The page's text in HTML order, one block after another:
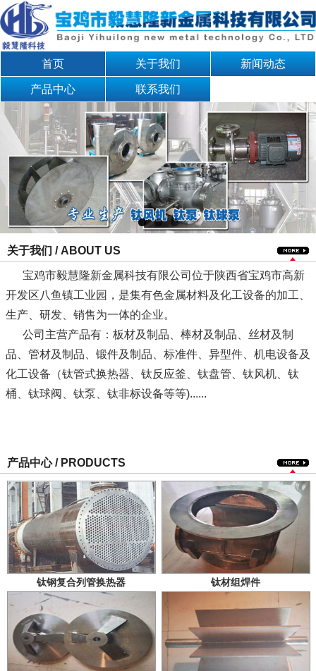
首页 关于我们 新闻动态
产品中心 联系我们
关于我们 / ABOUT US
宝鸡市毅慧隆新金属科技有限公司位于陕西省宝鸡市高新
开发区八鱼镇工业园，是集有色金属材料及化工设备的加工、
生产、研发、销售为一体的企业。
公司主营产品有：板材及制品、棒材及制品、丝材及制
品、管材及制品、锻件及制品、标准件、异型件、机电设备及
化工设备（钛管式换热器、钛反应釜、钛盘管、钛风机、钛
桶、钛球阀、钛泵、钛非标设备等等)......
产品中心 / PRODUCTS
钛钢复合列管换热器 钛材组焊件